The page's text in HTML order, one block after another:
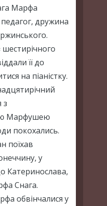
Марфа
педагог, дружина
її до
на піаністку.
з
Марфушею
покохались.
поїхав
у
Катеринослава,
Снага.
обвінчалися у